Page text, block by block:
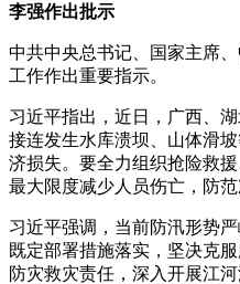
李强作出批示
中共中央总书记、国家主席
工作作出重要指示。
习近平指出，近日，广西、
接连发生水库溃坝、山体滑
济损失。要全力组织抢险救
最大限度减少人员伤亡，防范
习近平强调，当前防汛形势
既定部署措施落实，坚决克
防灾救灾责任，深入开展江